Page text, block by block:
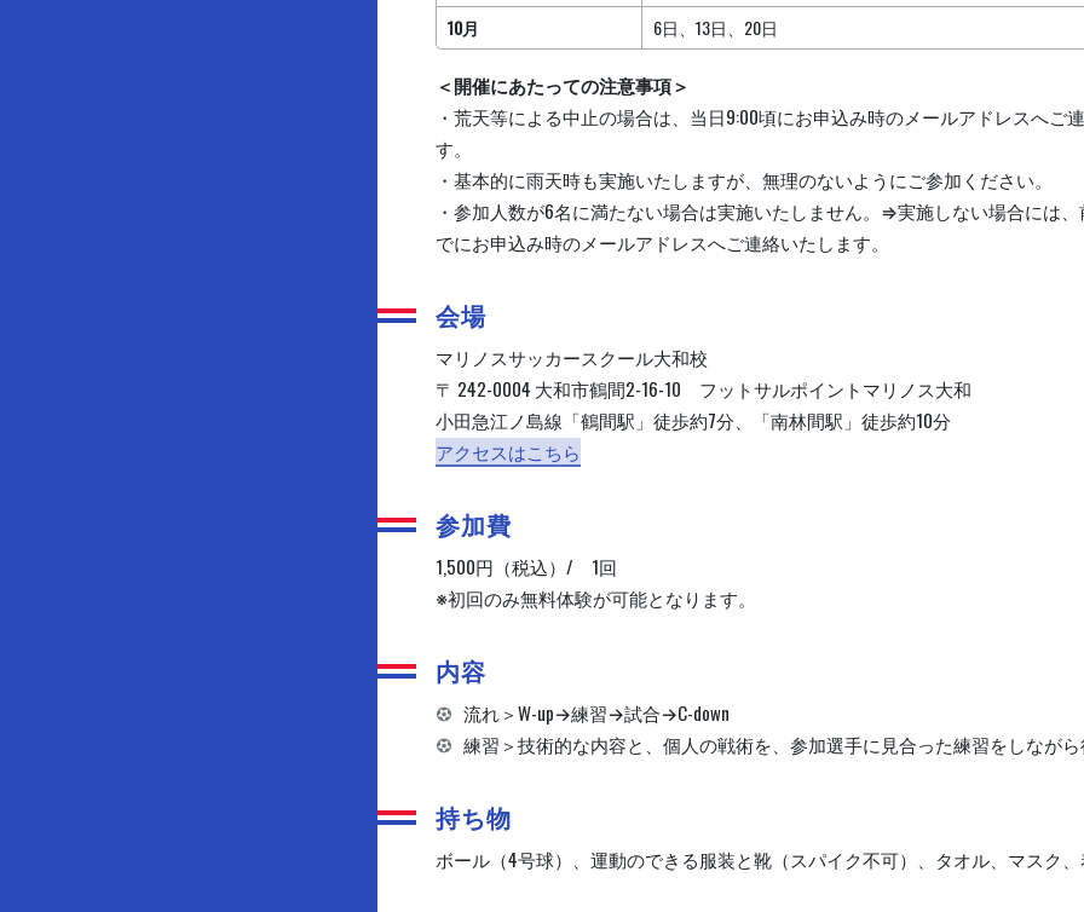
10月
6日、13日、20日
＜開催にあたっての注意事項＞
・荒天等による中止の場合は、当日9:00頃にお申込み時のメールアドレスへご
す。
・基本的に雨天時も実施いたしますが、無理のないようにご参加ください。
・参加人数が6名に満たない場合は実施いたしません。⇒実施しない場合には、
でにお申込み時のメールアドレスへご連絡いたします。
会場
マリノスサッカースクール大和校
〒 242-0004 大和市鶴間2-16-10 フットサルポイントマリノス大和
小田急江ノ島線「鶴間駅」徒歩約7分、「南林間駅」徒歩約10分
アクセスはこちら
参加費
1,500円（税込）/ 1回
※初回のみ無料体験が可能となります。
内容
流れ＞W-up→練習→試合→C-down
練習＞技術的な内容と、個人の戦術を、参加選手に見合った練習をしながら
持ち物
ボール（4号球）、運動のできる服装と靴（スパイク不可）、タオル、マスク